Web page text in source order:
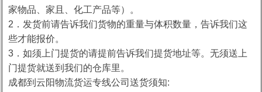
家物品、家且、化工产品等）。
2．发货前请告诉我们货物的重量与体积数量，告诉我们这
些才能报价。
3．如须上门提货的请提前告诉我们提货地址等。无须送上
门提货就送到我们的仓库里。
成都到云阳物流货运专线公司送货须知: